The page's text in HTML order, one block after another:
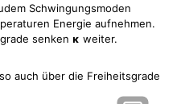
Schwingungsmoden
Energie aufnehmen.
senken κ weiter.
auch über die Freiheitsgrade